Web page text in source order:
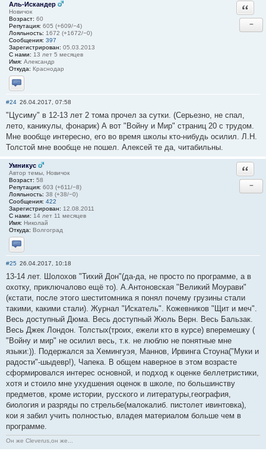
Аль-Искандер
Новичок
Возраст: 60
Репутация: 605 (+609/−4)
Лояльность: 1672 (+1672/−0)
Сообщения: 397
Зарегистрирован: 05.03.2013
С нами: 13 лет 5 месяцев
Имя: Александр
Откуда: Краснодар
Отправить личное сообщение
−
#24 26.04.2017, 07:58
"Цусиму" в 12-13 лет 2 тома прочел за сутки. (Серьезно, не спал,
лето, каникулы, фонарик) А вот "Войну и Мир" страниц 20 с трудом.
Мне вообще интересно, его во время школы кто-нибудь осилил. Л.Н.
Толстой мне вообще не пошел. Алексей те да, читабильны.
Умникус
Автор темы, Новичок
Возраст: 58
Репутация: 603 (+611/−8)
Лояльность: 38 (+38/−0)
Сообщения: 422
Зарегистрирован: 12.08.2011
С нами: 14 лет 11 месяцев
Имя: Николай
Откуда: Волгоград
Отправить личное сообщение
−
#25 26.04.2017, 10:18
13-14 лет. Шолохов "Тихий Дон"(да-да, не просто по программе, а в
охотку, приключалово ещё то). А.Антоновская "Великий Моурави"
(кстати, после этого шеститомника я понял почему грузины стали
такими, какими стали). Журнал "Искатель". Кожевников "Щит и меч".
Весь доступный Дюма. Весь доступный Жюль Верн. Весь Бальзак.
Весь Джек Лондон. Толстых(троих, ежели кто в курсе) вперемешку (
"Войну и мир" не осилил весь, т.к. не люблю не понятные мне
языки:)). Подержался за Хемингуэя, Маннов, Ирвинга Стоуна("Муки и
радости"-шыдевр!), Чапека. В общем наверное в этом возрасте
сформировался интерес основной, и подход к оценке беллетристики,
хотя и стоило мне ухудшения оценок в школе, по большинству
предметов, кроме истории, русского и литературы,география,
биология и разряды по стрельбе(малокалиб. пистолет ивинтовка),
кои я забил учить полностью, владея материалом больше чем в
программе.
Он же Cleverus,он же...